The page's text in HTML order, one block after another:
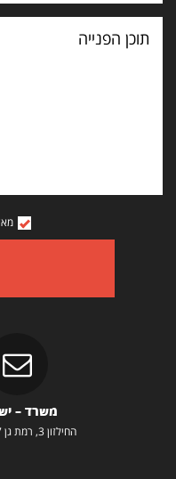
תוכן
הפנייה
משרד –
החילזון 3, רמת גן 5252267